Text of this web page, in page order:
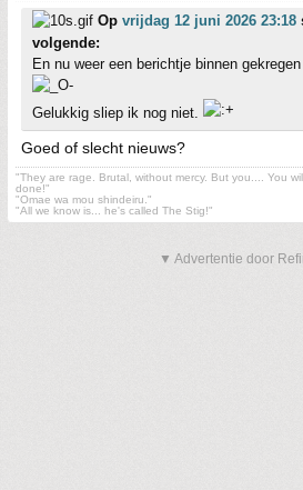
Op vrijdag 12 juni 2026 23:18
volgende:
En nu weer een berichtje binnen
Gelukkig sliep ik nog niet.
Goed of slecht nieuws?
"They are rage. Brutal, without mercy. But you.... You
done!"
"Omae wa mou shindeiru."
"All we know is... he's called The Stig!"
▼ Advertentie door